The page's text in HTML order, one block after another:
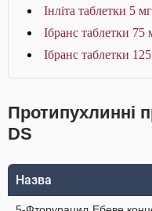
Інліта таблетки 5
Ібранс таблетки 75
Ібранс таблетки
Протипухлинні
DS
Назва